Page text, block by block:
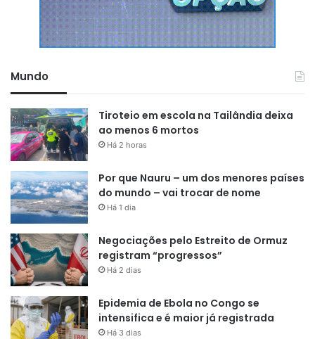
Mundo
Tiroteio em escola na Tailândia deixa
ao menos 6 mortos
Há 2 horas
Por que Nauru – um dos menores países
do mundo – vai trocar de nome
Há 1 dia
Negociações pelo Estreito de Ormuz
registram “progressos”
Há 2 dias
Epidemia de Ebola no Congo se
intensifica e é maior já registrada
Há 3 dias